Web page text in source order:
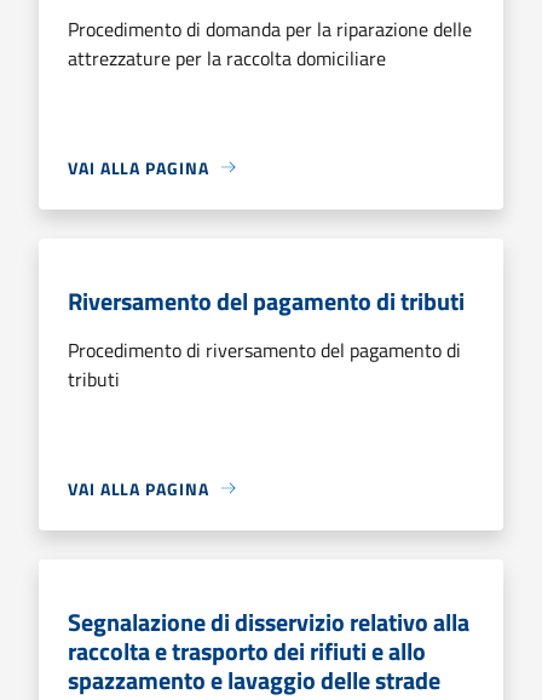
Procedimento di domanda per la riparazione delle
attrezzature per la raccolta domiciliare
VAI ALLA PAGINA
Riversamento del pagamento di tributi
Procedimento di riversamento del pagamento di
tributi
VAI ALLA PAGINA
Segnalazione di disservizio relativo alla
raccolta e trasporto dei rifiuti e allo
spazzamento e lavaggio delle strade